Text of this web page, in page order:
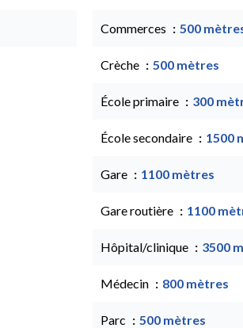
Commerces 500
Crèche 500 mètres
École primaire 300
École secondaire 1500
Gare 1100 mètres
Gare routière 1100
Hôpital/clinique 3500
Médecin 800 mètres
Parc 500 mètres